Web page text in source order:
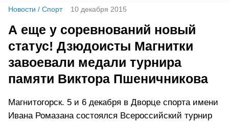
Новости / Спорт 10 декабря 2015
А еще у соревнований новый
статус! Дзюдоисты Магнитки
завоевали медали турнира
памяти Виктора Пшеничникова
Магнитогорск. 5 и 6 декабря в Дворце спорта имени
Ивана Ромазана состоялся Всероссийский турнир